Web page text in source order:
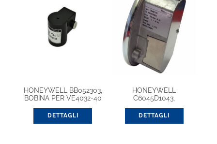
HONEYWELL BB052303,
BOBINA PER VE4032-40
DETTAGLI
HONEYWELL
C6045D1043,
ARIA/GAS
DETTAGLI